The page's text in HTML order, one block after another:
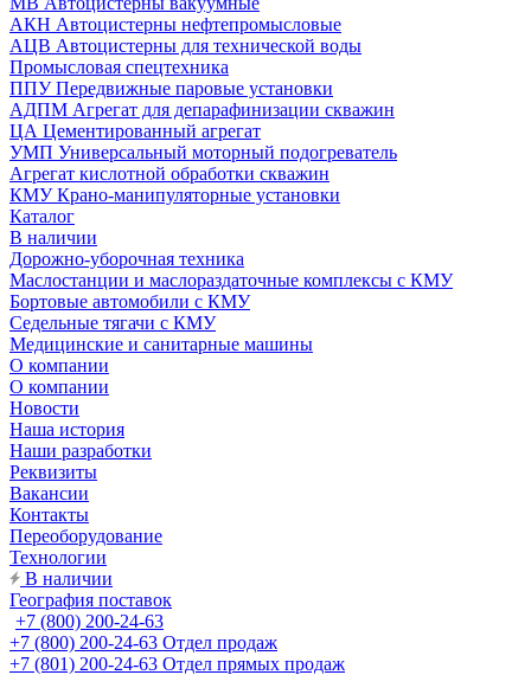
АКН Автоцистерны нефтепромысловые
АЦВ Автоцистерны для технической воды
Промысловая спецтехника
ППУ Передвижные паровые установки
АДПМ Агрегат для депарафинизации скважин
ЦА Цементированный агрегат
УМП Универсальный моторный подогреватель
Агрегат кислотной обработки скважин
КМУ Крано-манипуляторные установки
Каталог
В наличии
Дорожно-уборочная техника
Маслостанции и маслораздаточные комплексы с КМУ
Бортовые автомобили с КМУ
Седельные тягачи с КМУ
Медицинские и санитарные машины
О компании
О компании
Новости
Наша история
Наши разработки
Реквизиты
Вакансии
Контакты
Переоборудование
Технологии
В наличии
География поставок
+7 (800) 200-24-63
+7 (800) 200-24-63 Отдел продаж
+7 (801) 200-24-63 Отдел прямых продаж